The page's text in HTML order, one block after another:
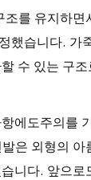
를 유지하면
했습니다. 가
수 있는 구
에도주의를
은 외형의 아
니다. 앞으로